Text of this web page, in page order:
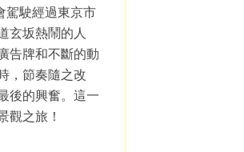
駕駛經過東京市
玄坂熱鬧的人
告牌和不斷的動
，節奏隨之改
後的興奮。這一
觀之旅！